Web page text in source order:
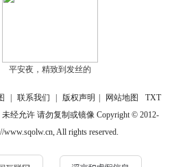
平安夜，精致到发丝的
联系我们 版权声明 网站地图
TXT
经允许 请勿复制或镜像 Copyright © 2012-
www.sqolw.cn, All rights reserved.